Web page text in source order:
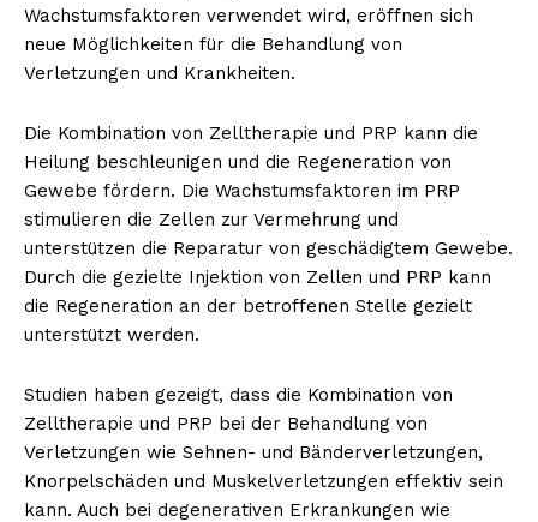
Wachstumsfaktoren verwendet wird, eröffnen sich
neue Möglichkeiten für die Behandlung von
Verletzungen und Krankheiten.
Die Kombination von Zelltherapie und PRP kann die
Heilung beschleunigen und die Regeneration von
Gewebe fördern. Die Wachstumsfaktoren im PRP
stimulieren die Zellen zur Vermehrung und
unterstützen die Reparatur von geschädigtem Gewebe.
Durch die gezielte Injektion von Zellen und PRP kann
die Regeneration an der betroffenen Stelle gezielt
unterstützt werden.
Studien haben gezeigt, dass die Kombination von
Zelltherapie und PRP bei der Behandlung von
Verletzungen wie Sehnen- und Bänderverletzungen,
Knorpelschäden und Muskelverletzungen effektiv sein
kann. Auch bei degenerativen Erkrankungen wie